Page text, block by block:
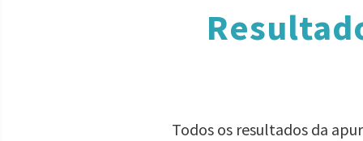
Todos os resultados da